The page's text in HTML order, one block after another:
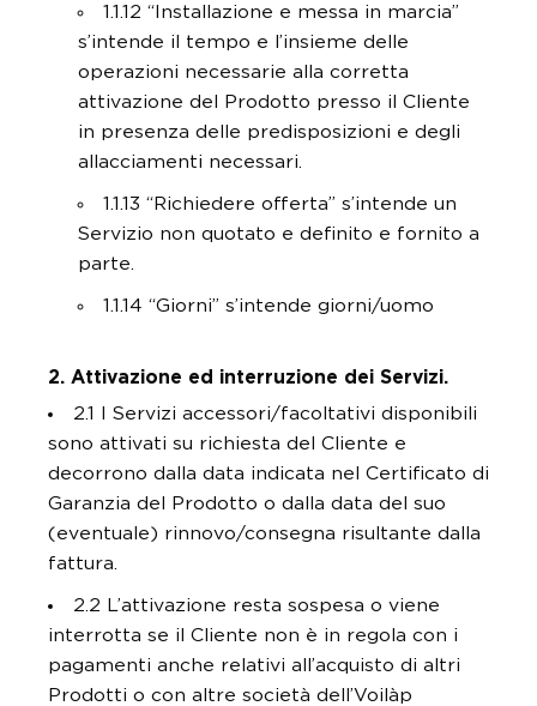
1.1.12 “Installazione e messa in marcia”
s’intende il tempo e l’insieme delle
operazioni necessarie alla corretta
attivazione del Prodotto presso il Cliente
in presenza delle predisposizioni e degli
allacciamenti necessari.
1.1.13 “Richiedere offerta” s’intende un
Servizio non quotato e definito e fornito a
parte.
1.1.14 “Giorni” s’intende giorni/uomo
2. Attivazione ed interruzione dei Servizi.
2.1 I Servizi accessori/facoltativi disponibili
sono attivati su richiesta del Cliente e
decorrono dalla data indicata nel Certificato di
Garanzia del Prodotto o dalla data del suo
(eventuale) rinnovo/consegna risultante dalla
fattura.
2.2 L’attivazione resta sospesa o viene
interrotta se il Cliente non è in regola con i
pagamenti anche relativi all’acquisto di altri
Prodotti o con altre società dell’Voilàp